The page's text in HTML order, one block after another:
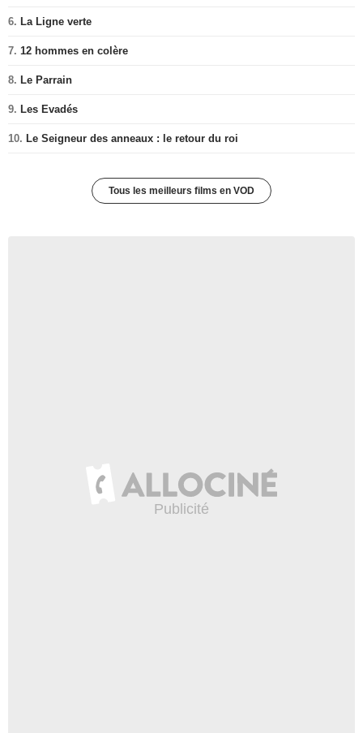
6. La Ligne verte
7. 12 hommes en colère
8. Le Parrain
9. Les Evadés
10. Le Seigneur des anneaux : le retour du roi
Tous les meilleurs films en VOD